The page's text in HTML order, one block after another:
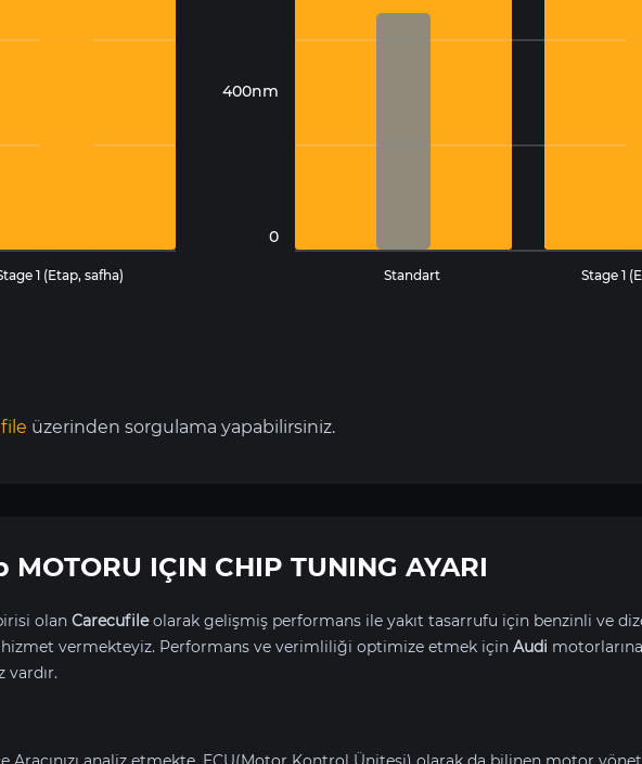
1 (Etap, safha)
400nm
0
Standart Stage 1
üzerinden sorgulama yapabilirsiniz.
IÇIN CHIP TUNING AYARI
olan Carecufileolarak gelişmiş performans ile yakıt tasarrufu için benzinli ve
vermekteyiz. Performans ve verimliliği optimize etmek için Audi motorlarına
vardır.